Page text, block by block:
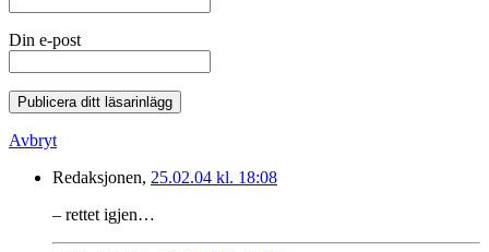
Din e-post
Publicera ditt läsarinlägg
Avbryt
Redaksjonen, 25.02.04 kl. 18:08
– rettet igjen…